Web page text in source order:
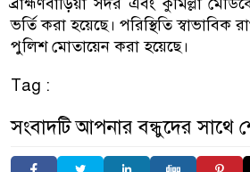
ভর্তি করা হয়েছে। পরিস্থিতি স্বাভাবিক
পুলিশ মোতায়েন করা হয়েছে।
Tag :
সংবাদটি আপনার বন্ধুদের সাথে